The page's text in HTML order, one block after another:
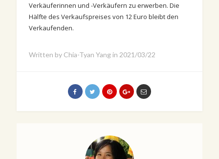
Verkäuferinnen und -Verkäufern zu erwerben. Die
Hälfte des Verkaufspreises von 12 Euro bleibt den
Verkaufenden.
Written by Chia-Tyan Yang in 2021/03/22